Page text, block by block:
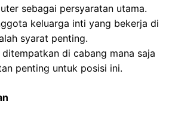
sebagai persyaratan utama.
keluarga inti yang bekerja di
syarat penting.
ditempatkan di cabang mana saja
penting untuk posisi ini.